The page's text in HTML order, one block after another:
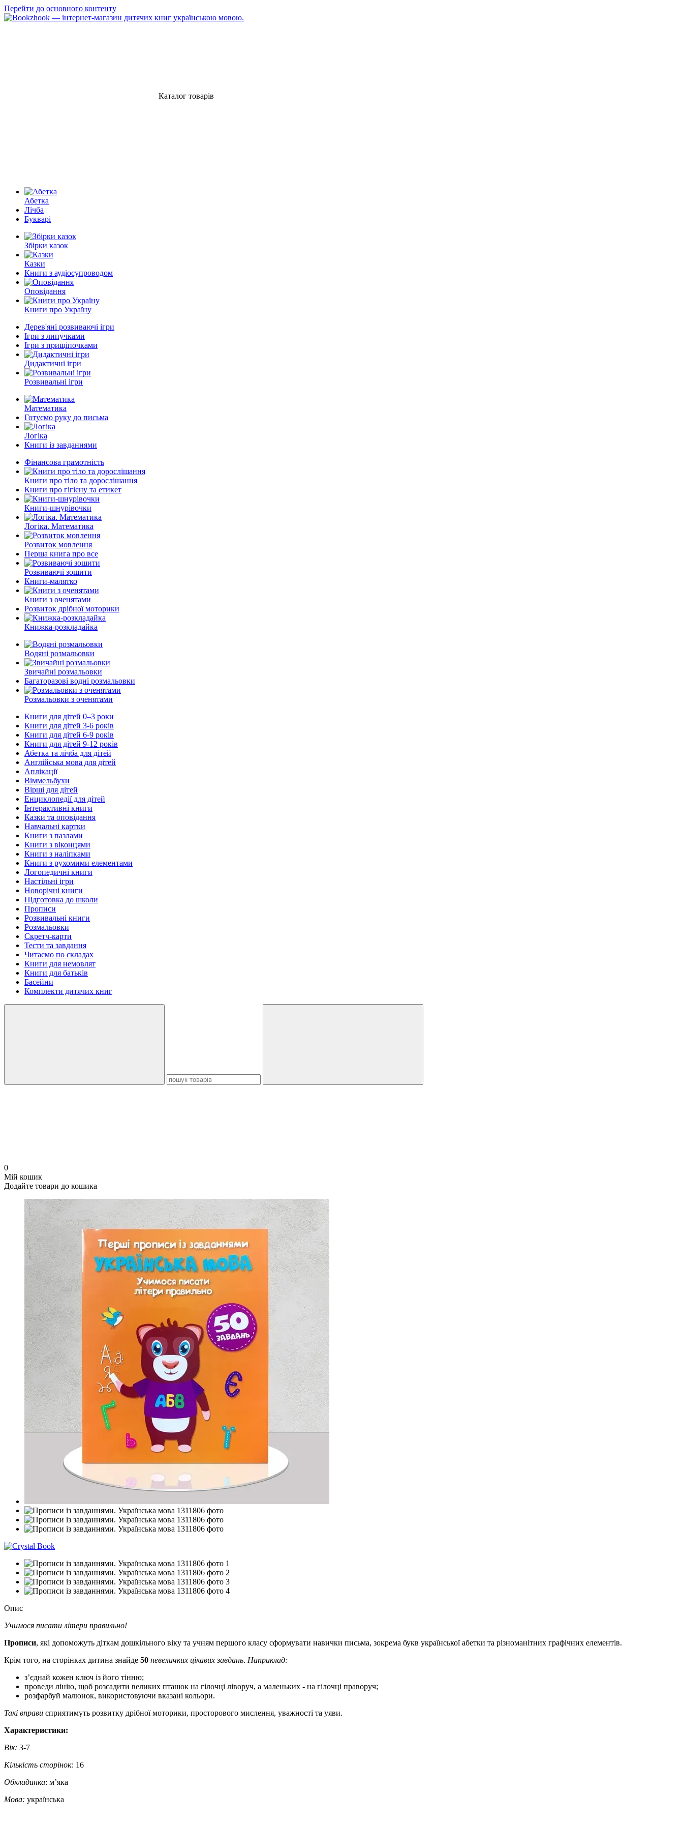
Перейти до основного контенту
Каталог товарів
Абетка
Лічба
Букварі
Збірки казок
Казки
Книги з аудіосупроводом
Оповідання
Книги про Україну
Дерев'яні розвиваючі ігри
Ігри з липучками
Ігри з прищіпочками
Дидактичні ігри
Розвивальні ігри
Математика
Готуємо руку до письма
Логіка
Книги із завданнями
Фінансова грамотність
Книги про тіло та дорослішання
Книги про гігієну та етикет
Книги-шнурівочки
Логіка. Математика
Розвиток мовлення
Перша книга про все
Розвиваючі зошити
Книги-малятко
Книги з оченятами
Розвиток дрібної моторики
Книжка-розкладайка
Водяні розмальовки
Звичайні розмальовки
Багаторазові водні розмальовки
Розмальовки з оченятами
Книги для дітей 0–3 роки
Книги для дітей 3-6 років
Книги для дітей 6-9 років
Книги для дітей 9-12 років
Абетка та лічба для дітей
Англійська мова для дітей
Аплікації
Віммельбухи
Вірші для дітей
Енциклопедії для дітей
Інтерактивні книги
Казки та оповідання
Навчальні картки
Книги з пазлами
Книги з віконцями
Книги з наліпками
Книги з рухомими елементами
Логопедичні книги
Настільні ігри
Новорічні книги
Підготовка до школи
Прописи
Розвивальні книги
Розмальовки
Скретч-карти
Тести та завдання
Читаємо по складах
Книги для немовлят
Книги для батьків
Басейни
Комплекти дитячих книг
0
Мій кошик
Додайте товари до кошика
Опис
Учимося писати літери правильно!
Прописи, які допоможуть діткам дошкільного віку та учням першого класу сформувати навички письма, зокрема букв української абетки та різноманітних графічних елементів.
Крім того, на сторінках дитина знайде 50 невеличких цікавих завдань. Наприклад:
з’єднай кожен ключ із його тінню;
проведи лінію, щоб розсадити великих пташок на гілочці ліворуч, а маленьких - на гілочці праворуч;
розфарбуй малюнок, використовуючи вказані кольори.
Такі вправи сприятимуть розвитку дрібної моторики, просторового мислення, уважності та уяви.
Характеристики:
Вік: 3-7
Кількість сторінок: 16
Обкладинка: м’яка
Мова: українська